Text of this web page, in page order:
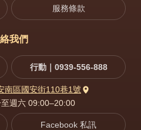
服務條款
我們
行動｜0939-556-888
南區國安街110巷1號
週六 09:00–20:00
Facebook 私訊